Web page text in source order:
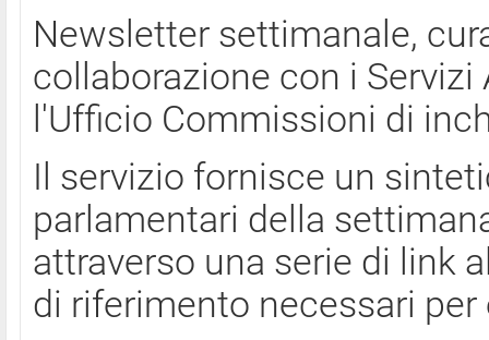
Newsletter settimanale,
collaborazione con i
l'Ufficio Commissioni di
Il servizio fornisce un
parlamentari della
attraverso una serie di link
di riferimento necessari